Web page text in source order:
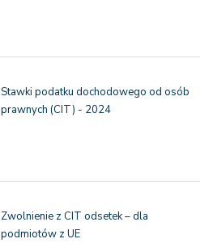
Stawki podatku dochodowego od osób
prawnych (CIT) - 2024
Zwolnienie z CIT odsetek – dla
podmiotów z UE